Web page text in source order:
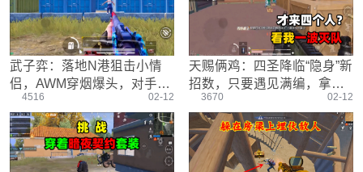
难言
冬季
奇怪君
艺帝帝
晚玉
真人搞笑
带妹大作战
我的憨队友
资源分布
操作意识
刚枪技巧
野点发育
载具解析
游戏设置
压枪教学
盒子有话说
快来扶我
作死鸽
精英测评师
精英操作篇
主播搞笑篇
欢乐时刻
TGA
PEGI
其他赛事
战队选手
赛事回放
精彩集锦
武子弈：落地N港狙击小情
侣，AWM穿烟爆头，对手就
这实力？
4516 02-12
天赐俩鸡：四圣降临“隐身”新
招数，只要遇见满编，拿下
甜蜜誓约套装15杀
3670 02-12